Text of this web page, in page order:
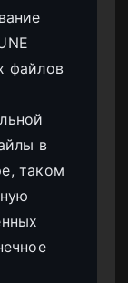
файлов
в
таком